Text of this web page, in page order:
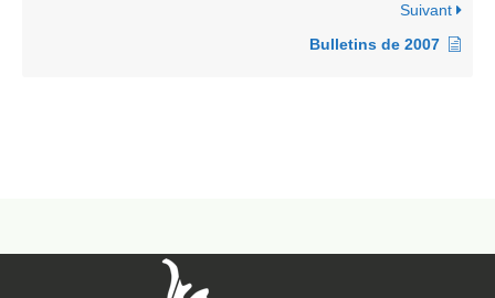
Suivant
Bulletins de 2007